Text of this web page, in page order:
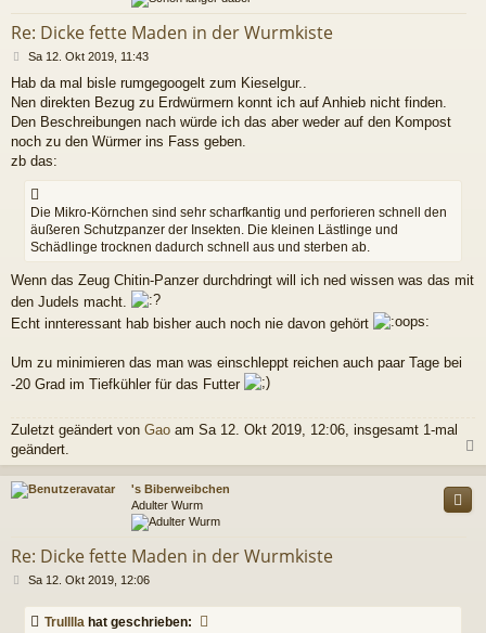
Re: Dicke fette Maden in der Wurmkiste
B
i
t
r
a
Sa 12. Okt 2019, 11:43
Hab da mal bisle rumgegoogelt zum Kieselgur..
Nen direkten Bezug zu Erdwürmern konnt ich auf Anhieb nicht finden.
Den Beschreibungen nach würde ich das aber weder auf den Kompost
noch zu den Würmer ins Fass geben.
zb das:
Die Mikro-Körnchen sind sehr scharfkantig und perforieren schnell den
äußeren Schutzpanzer der Insekten. Die kleinen Lästlinge und
Schädlinge trocknen dadurch schnell aus und sterben ab.
Wenn das Zeug Chitin-Panzer durchdringt will ich ned wissen was das mit
den Judels macht.
Echt innteressant hab bisher auch noch nie davon gehört
Um zu minimieren das man was einschleppt reichen auch paar Tage bei
-20 Grad im Tiefkühler für das Futter
Zuletzt geändert von Gao am Sa 12. Okt 2019, 12:06, insgesamt 1-mal
geändert.
a
's Biberweibchen
Adulter Wurm
Re: Dicke fette Maden in der Wurmkiste
BSa 12. Okt 2019, 12:06
Trulllla hat geschrieben: